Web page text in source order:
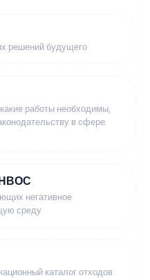
решений будущего
работы необходимы,
в сфере
негативное
среду
каталог отходов